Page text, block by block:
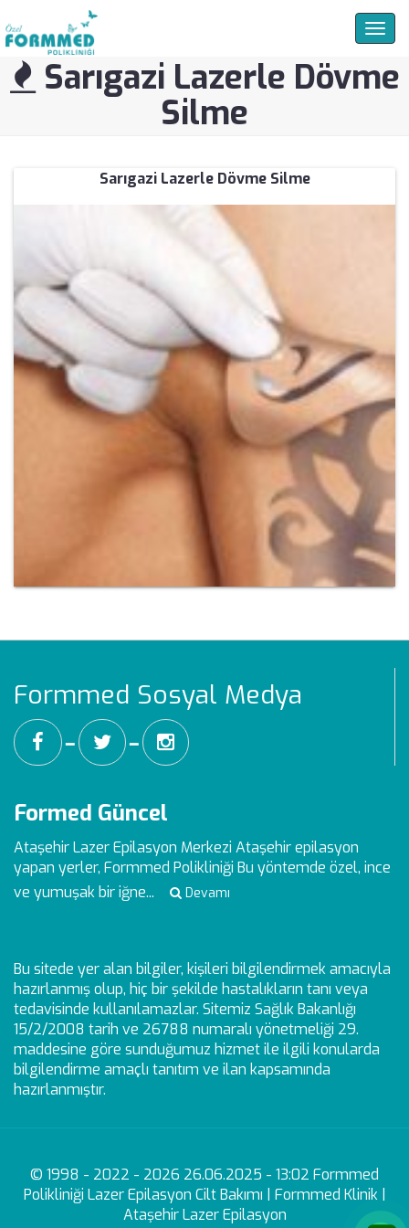
Sarıgazi Lazerle Dövme
Silme
Sarıgazi Lazerle Dövme Silme
Formmed Sosyal Medya
━ ━
Formed Güncel
Ataşehir Lazer Epilasyon Merkezi Ataşehir epilasyon
yapan yerler, Formmed Polikliniği Bu yöntemde özel, ince
ve yumuşak bir iğne...
Devamı
Bu sitede yer alan bilgiler, kişileri bilgilendirmek amacıyla
hazırlanmış olup, hiç bir şekilde hastalıkların tanı veya
tedavisinde kullanılamazlar. Sitemiz Sağlık Bakanlığı
15/2/2008 tarih ve 26788 numaralı yönetmeliği 29.
maddesine göre sunduğumuz hizmet ile ilgili konularda
bilgilendirme amaçlı tanıtım ve ilan kapsamında
hazırlanmıştır.
© 1998 - 2022 - 2026 26.06.2025 - 13:02 Formmed
Polikliniği Lazer Epilasyon Cilt Bakımı | Formmed Klinik |
Ataşehir Lazer Epilasyon